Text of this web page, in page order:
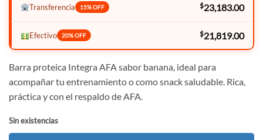
Transferencia 15% OFF $23,183.00
Efectivo 20% OFF $21,819.00
Barra proteica Integra AFA sabor banana, ideal para
acompañar tu entrenamiento o como snack saludable. Rica,
práctica y con el respaldo de AFA.
Sin existencias